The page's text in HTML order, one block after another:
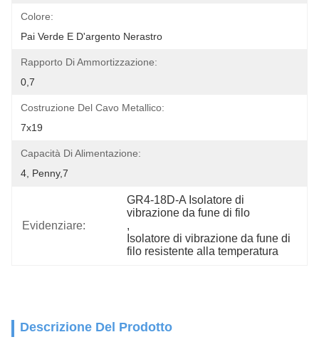
Colore:
Pai Verde E D'argento Nerastro
Rapporto Di Ammortizzazione:
0,7
Costruzione Del Cavo Metallico:
7x19
Capacità Di Alimentazione:
4, Penny,7
Evidenziare:
GR4-18D-A Isolatore di
vibrazione da fune di filo
,
Isolatore di vibrazione da fune di
filo resistente alla temperatura
Descrizione Del Prodotto